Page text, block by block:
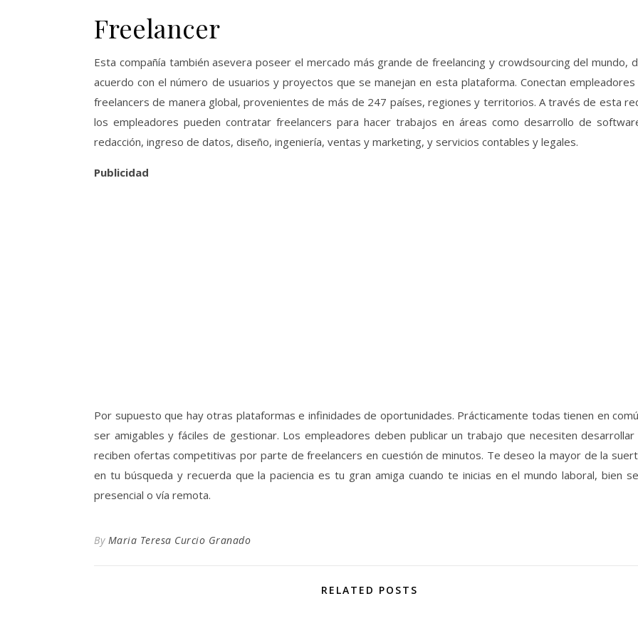
Freelancer
Esta compañía también asevera poseer el mercado más grande de freelancing y crowdsourcing del mundo,
acuerdo con el número de usuarios y proyectos que se manejan en esta plataforma. Conectan empleadores
freelancers de manera global, provenientes de más de 247 países, regiones y territorios. A través de esta
los empleadores pueden contratar freelancers para hacer trabajos en áreas como desarrollo de
redacción, ingreso de datos, diseño, ingeniería, ventas y marketing, y servicios contables y legales.
Publicidad
Por supuesto que hay otras plataformas e infinidades de oportunidades. Prácticamente todas tienen en
ser amigables y fáciles de gestionar. Los empleadores deben publicar un trabajo que necesiten desarrollar
reciben ofertas competitivas por parte de freelancers en cuestión de minutos. Te deseo la mayor de la
en tu búsqueda y recuerda que la paciencia es tu gran amiga cuando te inicias en el mundo laboral, bien
presencial o vía remota.
By Maria Teresa Curcio Granado
RELATED POSTS